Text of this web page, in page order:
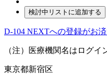
D-104 NEXTへの登録がお
（注）医療機関名はログイ
東京都新宿区